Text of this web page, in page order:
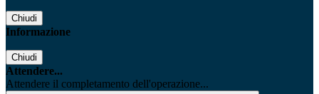
Chiudi
Informazione
Chiudi
Attendere...
Attendere il completamento dell'operazione...